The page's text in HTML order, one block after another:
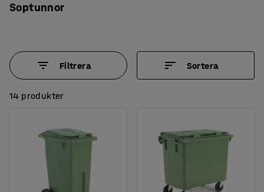
Soptunnor
Filtrera Sortera
14 produkter